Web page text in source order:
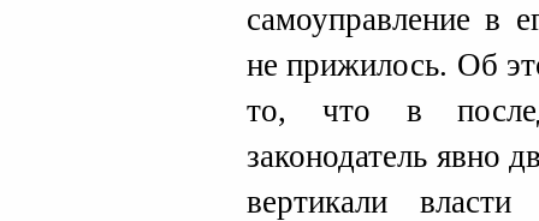
самоуправление в
не прижилось. Об
то, что в
законодатель явно
вертикали власти